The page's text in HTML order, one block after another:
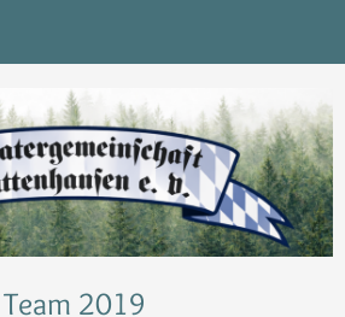
Team 2019